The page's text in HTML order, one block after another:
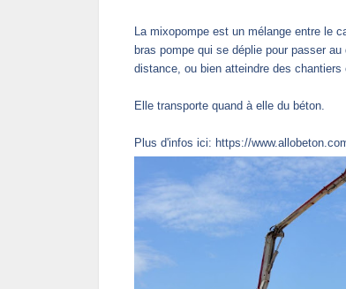
La mixopompe est un mélange entre le
bras pompe qui se déplie pour passer
distance, ou bien atteindre des
Elle transporte quand à elle du béton.
Plus d'infos ici: https://